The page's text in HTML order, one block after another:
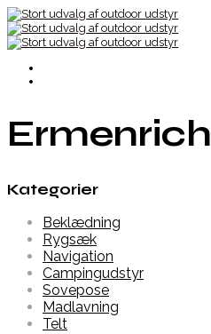
Ermenrich
Kategorier
Beklædning
Rygsæk
Navigation
Campingudstyr
Sovepose
Madlavning
Telt